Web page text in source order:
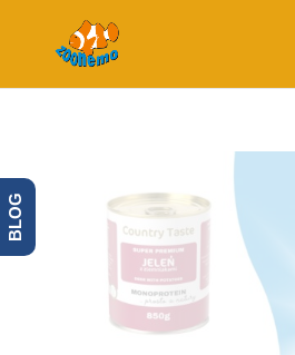
BLOG